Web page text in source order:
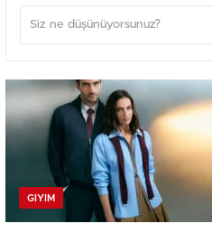
GIYIM